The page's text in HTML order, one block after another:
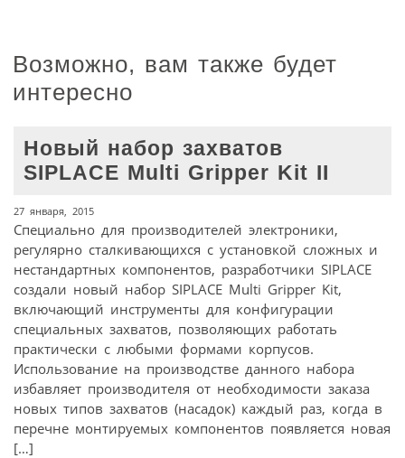
Возможно, вам также будет
интересно
Новый набор захватов
SIPLACE Multi Gripper Kit II
27 января, 2015
Специально для производителей электроники,
регулярно сталкивающихся с установкой сложных и
нестандартных компонентов, разработчики SIPLACE
создали новый набор SIPLACE Multi Gripper Kit,
включающий инструменты для конфигурации
специальных захватов, позволяющих работать
практически с любыми формами корпусов.
Использование на производстве данного набора
избавляет производителя от необходимости заказа
новых типов захватов (насадок) каждый раз, когда в
перечне монтируемых компонентов появляется новая
[…]